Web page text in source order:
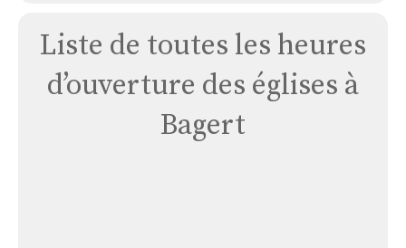
Liste de toutes les heures
d’ouverture des églises à
Bagert